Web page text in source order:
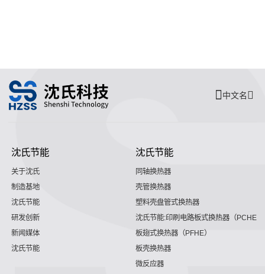
中文名
沈氏节能
关于沈氏
制造基地
沈氏节能
研发创新
新闻媒体
沈氏节能
沈氏节能
同轴换热器
壳管换热器
塑料壳盘管式换热器
沈氏节能:印刷电路板式换热器（PCHE）
板翅式换热器（PFHE）
板壳换热器
微反应器